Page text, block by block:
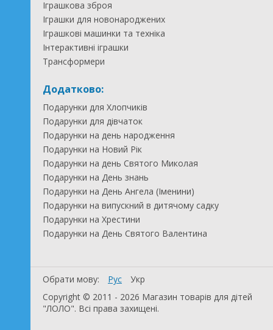
Іграшкова зброя
Іграшки для новонароджених
Іграшкові машинки та техніка
Інтерактивні іграшки
Трансформери
Додатково:
Подарунки для Хлопчиків
Подарунки для дівчаток
Подарунки на день народження
Подарунки на Новий Рік
Подарунки на день Святого Миколая
Подарунки на День знань
Подарунки на День Ангела (Іменини)
Подарунки на випускний в дитячому садку
Подарунки на Хрестини
Подарунки на День Святого Валентина
Обрати мову: Рус
Укр
Copyright © 2011 - 2026 Магазин товарів для дітей
"ЛОЛО". Всі права захищені.